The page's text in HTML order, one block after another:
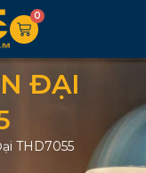
0
ĐẠI
THD7055